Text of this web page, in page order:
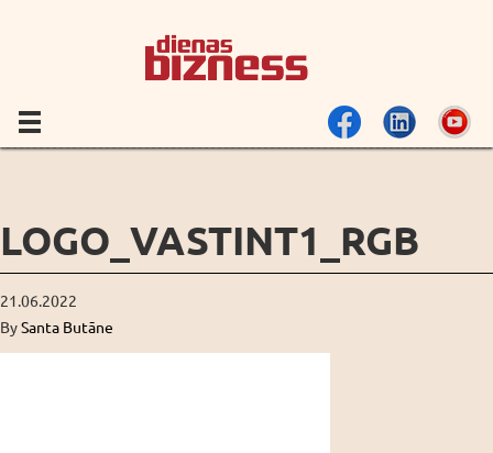
LOGO_VASTINT1_RGB
21.06.2022
BySanta Butāne